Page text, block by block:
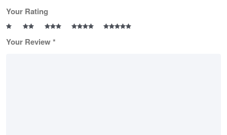
Your Rating
Your Review*